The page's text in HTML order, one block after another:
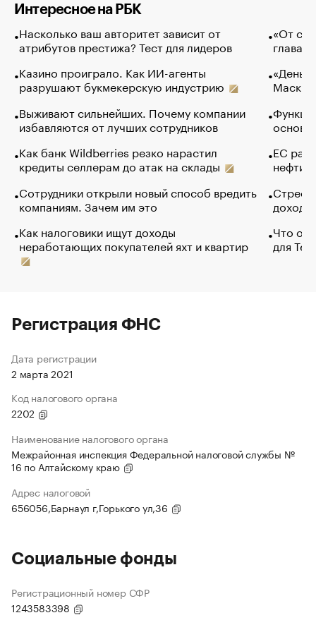
Интересное на РБК
Насколько ваш авторитет зависит от
атрибутов престижа? Тест для лидеров
Казино проиграло. Как ИИ-агенты
разрушают букмекерскую индустрию
Выживают сильнейших. Почему компании
избавляются от лучших сотрудников
Как банк Wildberries резко нарастил
кредиты селлерам до атак на склады
Сотрудники открыли новый способ вредить
компаниям. Зачем им это
Как налоговики ищут доходы
неработающих покупателей яхт и квартир
«От
глава
Маск в
основ
ЕС
нефти
Что
для
Регистрация ФНС
Дата регистрации
2 марта 2021
Код налогового органа
2202
Наименование налогового органа
Межрайонная инспекция Федеральной налоговой службы №
16 по Алтайскому краю
Адрес налоговой
656056,Барнаул г,Горького ул,36
Социальные фонды
Регистрационный номер СФР
1243583398